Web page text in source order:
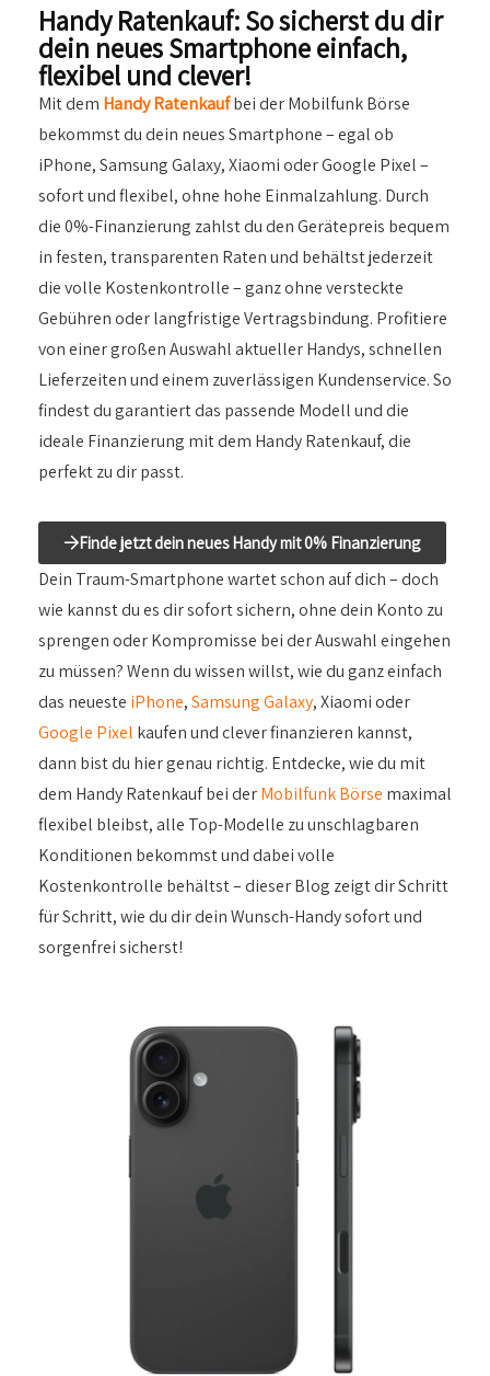
Handy Ratenkauf: So sicherst du dir
dein neues Smartphone einfach,
flexibel und clever!
Mit dem Handy Ratenkaufbei der Mobilfunk Börse
bekommst du dein neues Smartphone – egal ob
iPhone, Samsung Galaxy, Xiaomi oder Google Pixel –
sofort und flexibel, ohne hohe Einmalzahlung. Durch
die 0%-Finanzierung zahlst du den Gerätepreis bequem
in festen, transparenten Raten und behältst jederzeit
die volle Kostenkontrolle – ganz ohne versteckte
Gebühren oder langfristige Vertragsbindung. Profitiere
von einer großen Auswahl aktueller Handys, schnellen
Lieferzeiten und einem zuverlässigen Kundenservice. So
findest du garantiert das passende Modell und die
ideale Finanzierung mit dem Handy Ratenkauf, die
perfekt zu dir passt.
Finde jetzt dein neues Handy mit 0% Finanzierung
Dein Traum-Smartphone wartet schon auf dich – doch
wie kannst du es dir sofort sichern, ohne dein Konto zu
sprengen oder Kompromisse bei der Auswahl eingehen
zu müssen? Wenn du wissen willst, wie du ganz einfach
das neueste iPhone,Samsung Galaxy, Xiaomi oder
Google Pixel kaufen und clever finanzieren kannst,
dann bist du hier genau richtig. Entdecke, wie du mit
dem Handy Ratenkauf bei derMobilfunk Börse maximal
flexibel bleibst, alle Top-Modelle zu unschlagbaren
Konditionen bekommst und dabei volle
Kostenkontrolle behältst – dieser Blog zeigt dir Schritt
für Schritt, wie du dir dein Wunsch-Handy sofort und
sorgenfrei sicherst!